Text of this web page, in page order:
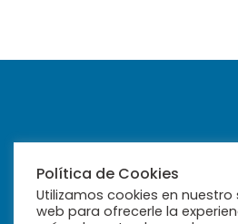
Política de Cookies
Utilizamos cookies en nuestro
web para ofrecerle la